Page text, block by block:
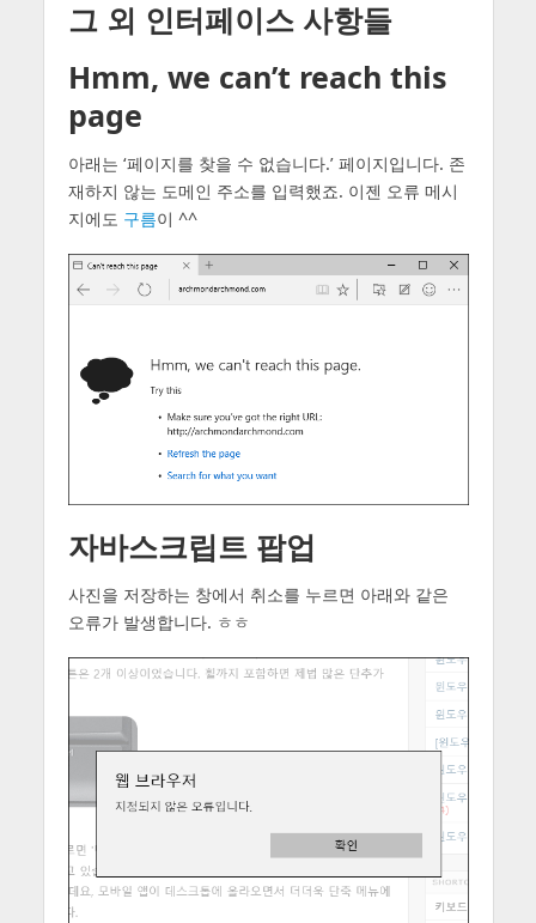
그 외 인터페이스 사항들
Hmm, we can’t reach this
page
아래는 ‘페이지를 찾을 수 없습니다.’ 페이지입니다. 존
재하지 않는 도메인 주소를 입력했죠. 이젠 오류 메시
지에도 구름이 ^^
자바스크립트 팝업
사진을 저장하는 창에서 취소를 누르면 아래와 같은
오류가 발생합니다. ㅎㅎ